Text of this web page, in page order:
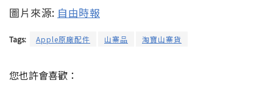
圖片來源: 自由時報
Tags: Apple原廠配件 山寨品 淘寶山寨貨
您也許會喜歡：